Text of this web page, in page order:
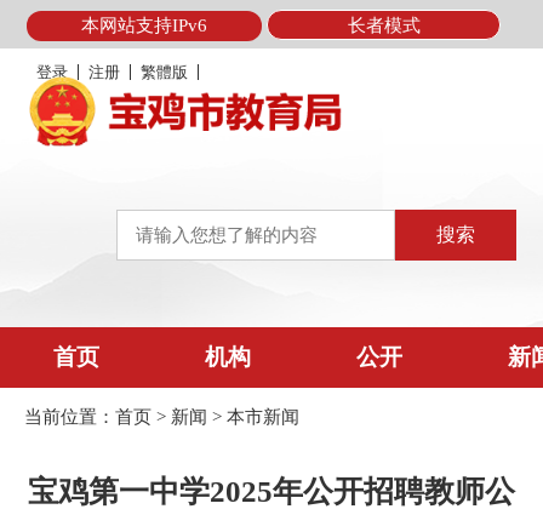
本网站支持IPv6 长者模式
登录 注册 繁體版
首页 机构 公开 新
当前位置： 首页 > 新闻 > 本市新闻
宝鸡第一中学2025年公开招聘教师公